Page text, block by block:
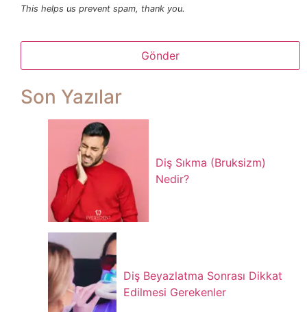
This helps us prevent spam, thank you.
Gönder
Bu alan boş
bırakılmalıdır
Son Yazılar
Diş Sıkma (Bruksizm)
Nedir?
Diş Beyazlatma Sonrası Dikkat
Edilmesi Gerekenler